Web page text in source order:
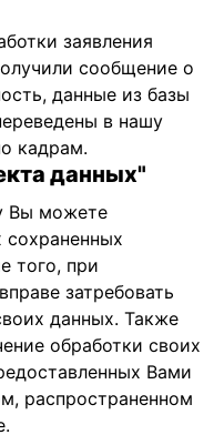
заявления
сообщение о
данные из базы
в нашу
кадрам.
данных"
Вы можете
сохраненных
того, при
затребовать
данных. Также
обработки своих
Вами
распространенном